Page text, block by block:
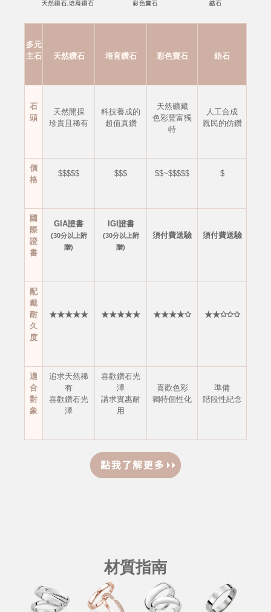
多元
主石
天然鑽石 培育鑽石 彩色寶石 鋯石
石
頭
天然開採
珍貴且稀有
科技養成的
超值真鑽
天然礦藏
色彩豐富獨
特
人工合成
親民的仿鑽
價
格
$$$$$ $$$ $$~$$$$$ $
國
際
證
書
GIA證書
(30分以上附
贈)
IGI證書
(30分以上附
贈)
須付費送驗 須付費送驗
配
戴
耐
久
度
★★★★★ ★★★★★ ★★★★✩ ★★✩✩✩
適
合
對
象
追求天然稀
有
喜歡鑽石光
澤
喜歡鑽石光
澤
講求實惠耐
用
喜歡色彩
獨特個性化
準備
階段性紀念
材質指南